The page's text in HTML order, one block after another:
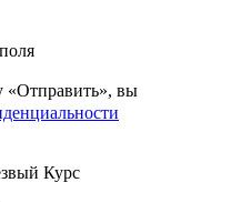
«Отправить», вы